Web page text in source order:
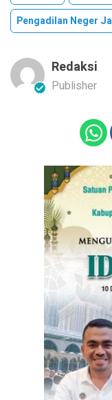
Pengadilan Neger
Redaksi
Publisher